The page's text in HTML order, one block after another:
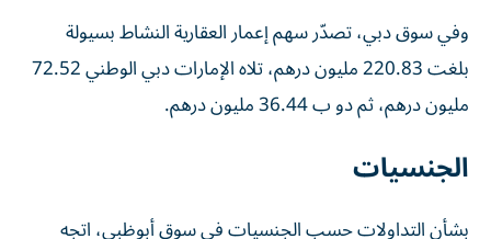
وفي سوق دبي، تصدّر سهم إعمار العقارية النشاط بسيولة
بلغت 220.83 مليون درهم، تلاه الإمارات دبي الوطني 72.52
مليون درهم، ثم دو ب 36.44 مليون درهم.
الجنسيات
بشأن التداولات حسب الجنسيات في سوق أبوظبي، اتجه